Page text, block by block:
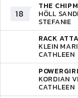
18
THE
HÖLL
STEFANIE
RACK
KLEIN
CATHLEEN
KORDIAN
CATHLEEN